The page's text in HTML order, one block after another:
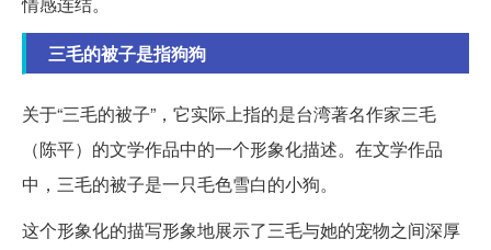
三毛的被子是指狗狗
关于“三毛的被子”，它实际上指的是台湾著名作家三毛
（陈平）的文学作品中的一个形象化描述。在文学作品
中，三毛的被子是一只毛色雪白的小狗。
这个形象化的描写形象地展示了三毛与她的宠物之间深厚